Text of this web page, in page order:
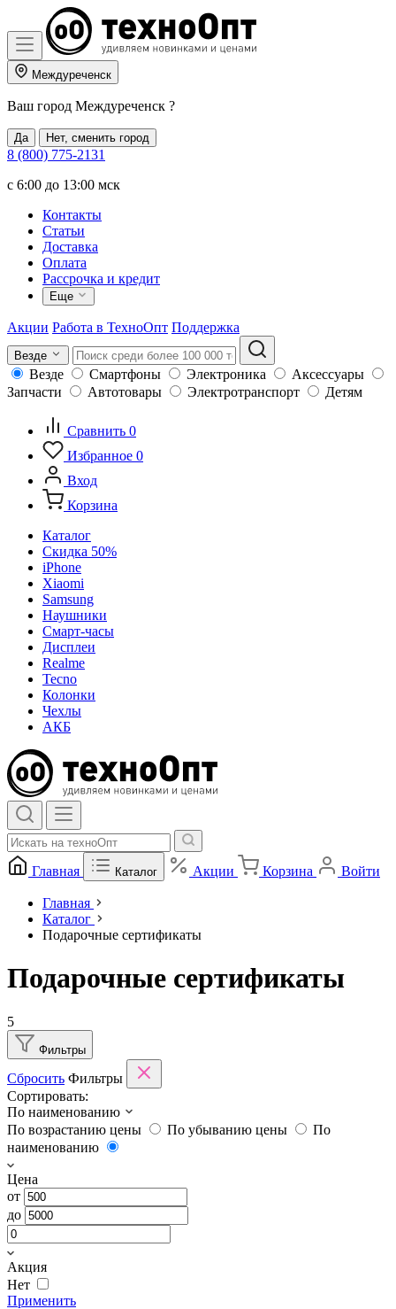
Междуреченск
Ваш город Междуреченск ?
Да Нет, сменить город
8 (800) 775-2131
c 6:00 до 13:00 мск
Контакты
Статьи
Доставка
Оплата
Рассрочка и кредит
Еще
Акции Работа в ТехноОпт Поддержка
Везде
Везде Смартфоны Электроника
Аксессуары
Запчасти
Автотовары Электротранспорт Детям
Сравнить 0
Избранное 0
Вход
Корзина
Каталог
Скидка 50%
iPhone
Xiaomi
Samsung
Наушники
Смарт-часы
Дисплеи
Realme
Tecno
Колонки
Чехлы
АКБ
Главная Каталог Акции Корзина Войти
Главная
Каталог
Подарочные сертификаты
Подарочные сертификаты
5
Фильтры
Сбросить Фильтры
Сортировать:
По наименованию
По возрастанию цены
По убыванию цены
По
наименованию
Цена
от
до
Акция
Нет
Применить